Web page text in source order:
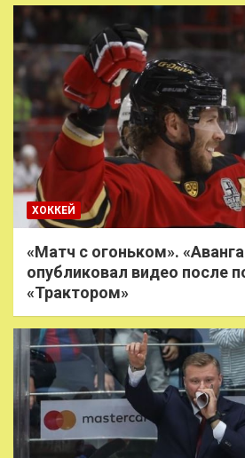
ХОККЕЙ
«Матч с огоньком».
опубликовал видео после
«Трактором»